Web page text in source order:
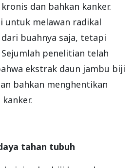
dan bahkan kanker.
untuk melawan radikal
buahnya saja, tetapi
penelitian telah
ekstrak daun jambu biji
bahkan menghentikan
tahan tubuh